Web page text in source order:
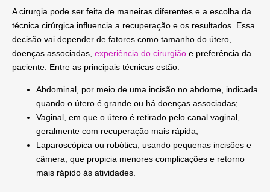
A cirurgia pode ser feita de maneiras diferentes e a escolha da
técnica cirúrgica influencia a recuperação e os resultados. Essa
decisão vai depender de fatores como tamanho do útero,
doenças associadas, experiência do cirurgião e preferência da
paciente. Entre as principais técnicas estão:
Abdominal , por meio de uma incisão no abdome, indicada
quando o útero é grande ou há doenças associadas;
Vaginal , em que o útero é retirado pelo canal vaginal,
geralmente com recuperação mais rápida;
Laparoscópica ou robótica , usando pequenas incisões e
câmera, que propicia menores complicações e retorno
mais rápido às atividades.